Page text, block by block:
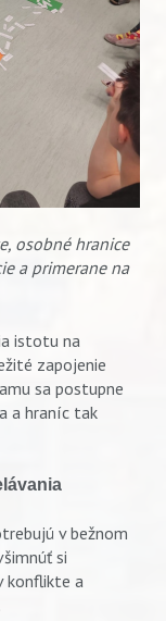
osobné hranice
a primerane na
istotu na
zapojenie
sa postupne
a hraníc tak
v bežnom
si
konflikte a
o pomoc.